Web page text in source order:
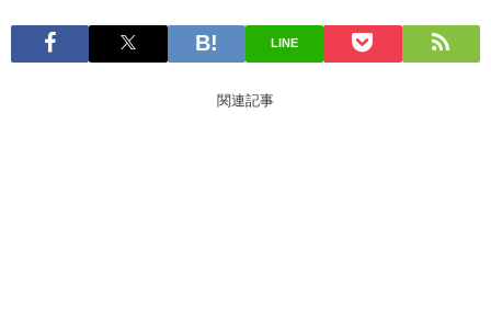
LINE
関連記事